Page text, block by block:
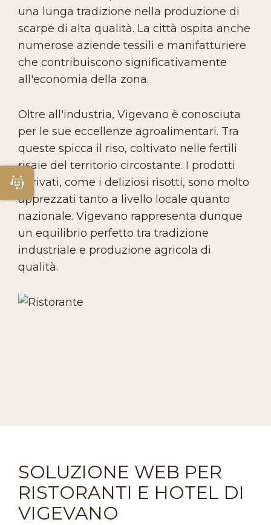
una lunga tradizione nella produzione di
scarpe di alta qualità. La città ospita anche
numerose aziende tessili e manifatturiere
che contribuiscono significativamente
all'economia della zona.
Oltre all'industria, Vigevano è conosciuta
per le sue eccellenze agroalimentari. Tra
queste spicca il riso, coltivato nelle fertili
risaie del territorio circostante. I prodotti
derivati, come i deliziosi risotti, sono molto
apprezzati tanto a livello locale quanto
nazionale. Vigevano rappresenta dunque
un equilibrio perfetto tra tradizione
industriale e produzione agricola di
qualità.
SOLUZIONE WEB PER
RISTORANTI E HOTEL DI
VIGEVANO
Apri Chatbot